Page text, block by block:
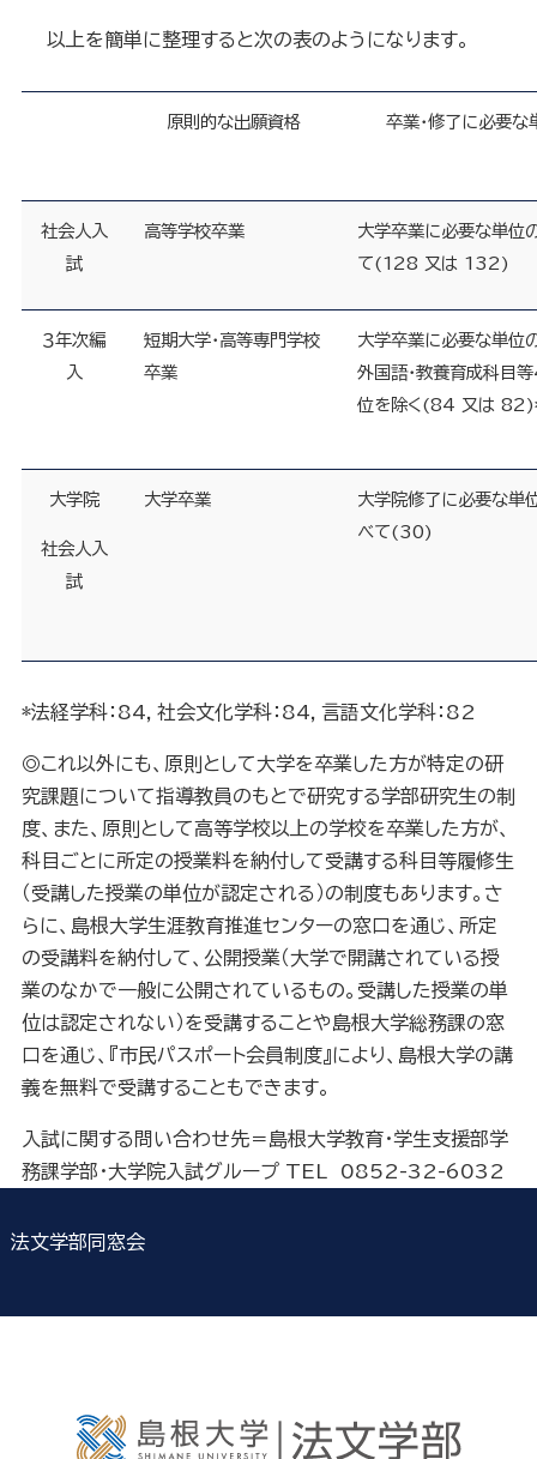
以上を簡単に整理すると次の表のようになります。
原則的な出願資格 卒業・修了に必要な
社会人入
試
高等学校卒業
大学卒業に必要な単位
て(128 又は 132 )
３年次編
入
短期大学・高等専門学校
卒業
大学卒業に必要な単位
外国語・教養育成科目等
位を除く (84 又は 82
大学院
社会人入
試
大学卒業
大学院修了に必要な単
べて(30)
*法経学科：84，社会文化学科：84，言語文化学科：82
◎これ以外にも、原則として大学を卒業した方が特定の研
究課題について指導教員のもとで研究する学部研究生の制
度、また、原則として高等学校以上の学校を卒業した方が、
科目ごとに所定の授業料を納付して受講する科目等履修生
（受講した授業の単位が認定される）の制度もあります。さ
らに、島根大学生涯教育推進センターの窓口を通じ、所定
の受講料を納付して、公開授業（大学で開講されている授
業のなかで一般に公開されているもの。受講した授業の単
位は認定されない）を受講することや島根大学総務課の窓
口を通じ、『市民パスポート会員制度』により、島根大学の講
義を無料で受講することもできます。
入試に関する問い合わせ先＝島根大学教育・学生支援部学
務課学部・大学院入試グループ TEL 0852-32-6032
法文学部同窓会